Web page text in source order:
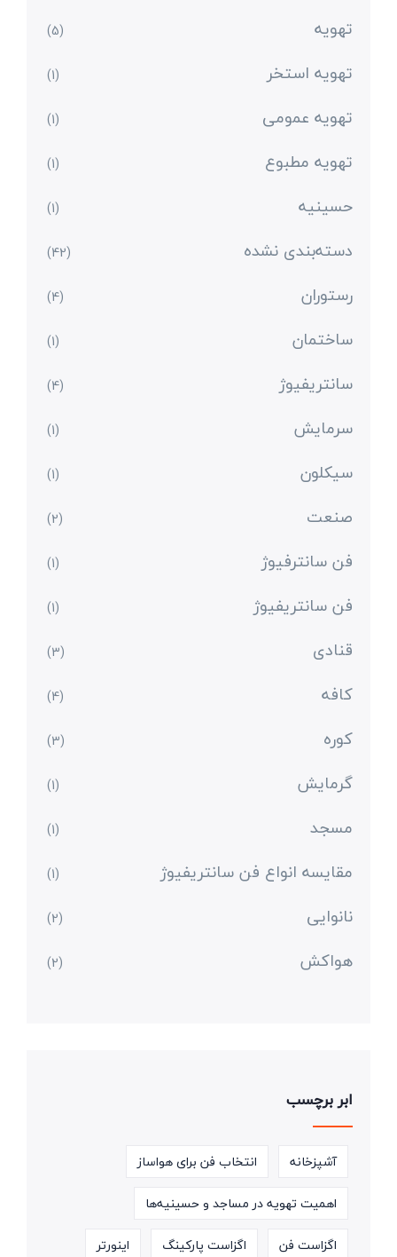
تهویه (5)
تهویه استخر (1)
تهویه عمومی (1)
تهویه مطبوع (1)
حسینیه (1)
دسته‌بندی نشده (42)
رستوران (4)
ساختمان (1)
سانتریفیوژ (4)
سرمایش (1)
سیکلون (1)
صنعت (2)
فن سانترفیوژ (1)
فن سانتریفیوژ (1)
قنادی (3)
کافه (4)
کوره (3)
گرمایش (1)
مسجد (1)
مقایسه انواع فن سانتریفیوژ (1)
نانوایی (2)
هواکش (2)
ابر برچسب
آشپزخانه
انتخاب فن برای هواساز
اهمیت تهویه در مساجد و حسینیه‌ها
اگزاست فن
اگزاست پارکینگ
اینورتر